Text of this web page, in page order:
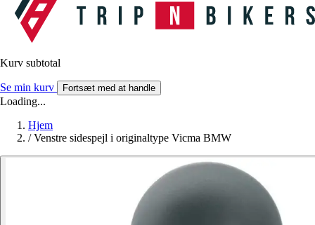
Kurv subtotal
Se min kurv Fortsæt med at handle
Loading...
Hjem
/ Venstre sidespejl i originaltype Vicma BMW